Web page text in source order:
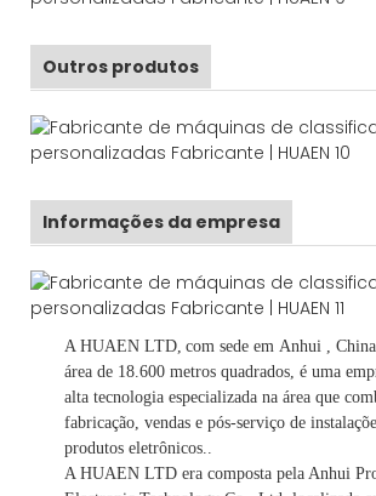
Outros produtos
Informações da empresa
A HUAEN LTD, com sede em Anhui , China
área de 18.600 metros quadrados, é uma
alta tecnologia especializada na área que
fabricação, vendas e pós-serviço de
produtos eletrônicos.
A HUAEN LTD era composta pela Anhui